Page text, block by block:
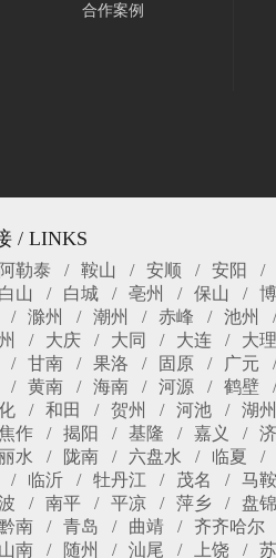
合作案例
/ LINKS
阿勒泰 鞍山 安顺 安阳
白山 白城 亳州 保山
滁州 潮州 赤峰 池州
大庆 大同 大连 大理
甘南 果洛 固原 广元
黄南 海南 河源 鹤壁
和田 贺州 河池 湖州
作 揭阳 基隆 嘉义
水 陇南 六盘水 临夏
临沂 牡丹江 茂名 马
南平 平凉 萍乡 盘锦
南 青岛 曲靖 齐齐哈尔
山南 随州 汕尾 上饶